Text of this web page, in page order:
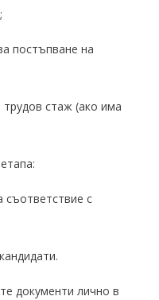
постъпване на
стаж (ако има
съответствие с
документи лично в